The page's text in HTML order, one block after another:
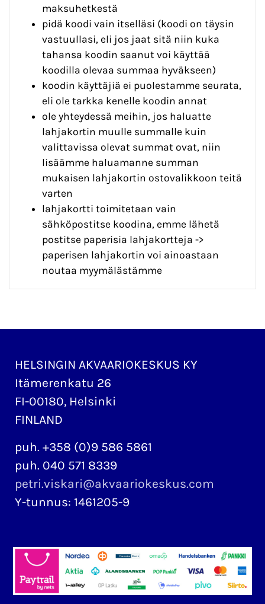
maksuhetkestä
pidä koodi vain itselläsi (koodi on täysin
vastuullasi, eli jos jaat sitä niin kuka
tahansa koodin saanut voi käyttää
koodilla olevaa summaa hyväkseen)
koodin käyttäjiä ei puolestamme seurata,
eli ole tarkka kenelle koodin annat
ole yhteydessä meihin, jos haluatte
lahjakortin muulle summalle kuin
valittavissa olevat summat ovat, niin
lisäämme haluamanne summan
mukaisen lahjakortin ostovalikkoon teitä
varten
lahjakortti toimitetaan vain
sähköpostitse koodina, emme lähetä
postitse paperisia lahjakortteja ->
paperisen lahjakortin voi ainoastaan
noutaa myymälästämme
HELSINGIN AKVAARIOKESKUS KY
Itämerenkatu 26
FI-00180, Helsinki
FINLAND
puh. +358 (0)9 586 5861
puh. 040 571 8339
petri.viskari@akvaariokeskus.com
Y-tunnus: 1461205-9